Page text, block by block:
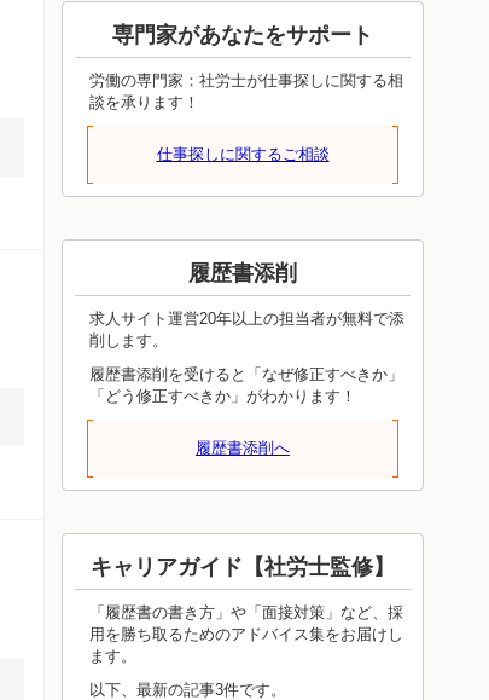
専門家があなたをサポート
労働の専門家：社労士が仕事探しに関する相
談を承ります！
仕事探しに関するご相談
履歴書添削
求人サイト運営20年以上の担当者が無料で添
削します。
履歴書添削を受けると「なぜ修正すべきか」
「どう修正すべきか」がわかります！
履歴書添削へ
キャリアガイド【社労士監修】
「履歴書の書き方」や「面接対策」など、採
用を勝ち取るためのアドバイス集をお届けし
ます。
以下、最新の記事3件です。